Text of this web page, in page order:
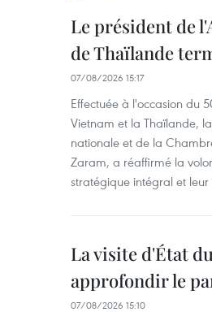
Le président de
de Thaïlande
07/08/2026 15:17
Effectuée à l'occasion du
Vietnam et la Thaïlande,
nationale et de la
Zaram, a réaffirmé la
stratégique intégral et
La visite d'État
approfondir le
07/08/2026 15:10